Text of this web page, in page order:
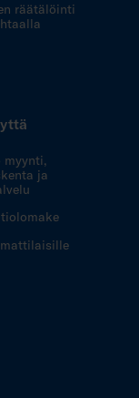
räätälöinti
myynti,
ja